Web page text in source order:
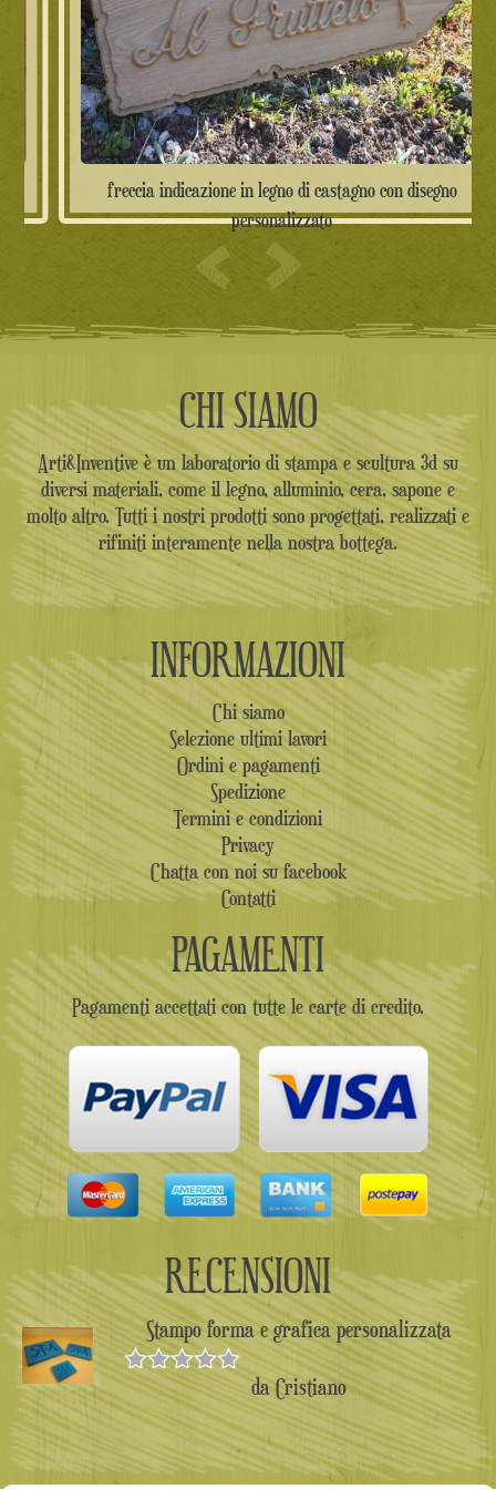
freccia indicazione in legno di castagno con disegno
personalizzato
CHI SIAMO
Arti&Inventive è un laboratorio di stampa e scultura 3d su
diversi materiali, come il legno, alluminio, cera, sapone e
molto altro. Tutti i nostri prodotti sono progettati, realizzati e
rifiniti interamente nella nostra bottega.
INFORMAZIONI
Chi siamo
Selezione ultimi lavori
Ordini e pagamenti
Spedizione
Termini e condizioni
Privacy
Chatta con noi su facebook
Contatti
PAGAMENTI
Pagamenti accettati con tutte le carte di credito.
RECENSIONI
Stampo forma e grafica personalizzata
Valutato5
su 5
da Cristiano